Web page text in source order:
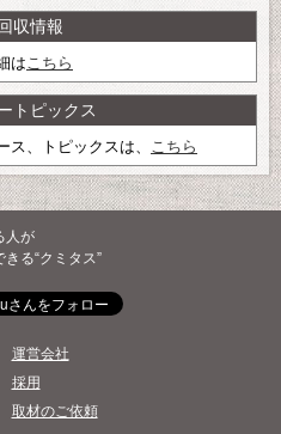
収情報
はこちら
トピックス
、トピックスは、 こちら
人が
る“クミタス”
運営会社
採用
取材のご依頼